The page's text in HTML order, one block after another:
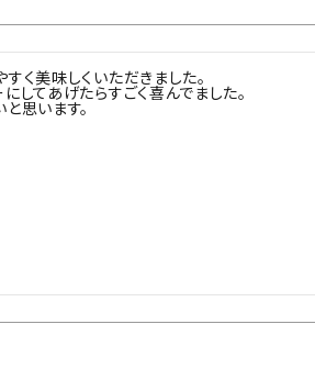
ギフト ワイン
く美味しくいただきました。
してあげたらすごく喜んでました。
思います。